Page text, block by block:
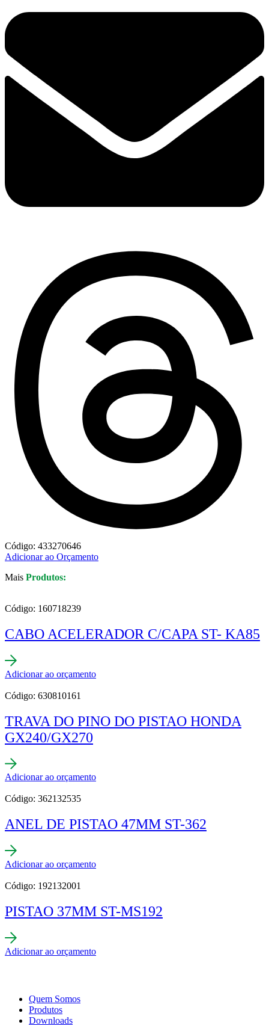
Código: 433270646
Adicionar ao Orçamento
Mais Produtos:
Código: 160718239
CABO ACELERADOR C/CAPA ST- KA85
Adicionar ao orçamento
Código: 630810161
TRAVA DO PINO DO PISTAO HONDA
GX240/GX270
Adicionar ao orçamento
Código: 362132535
ANEL DE PISTAO 47MM ST-362
Adicionar ao orçamento
Código: 192132001
PISTAO 37MM ST-MS192
Adicionar ao orçamento
Quem Somos
Produtos
Downloads